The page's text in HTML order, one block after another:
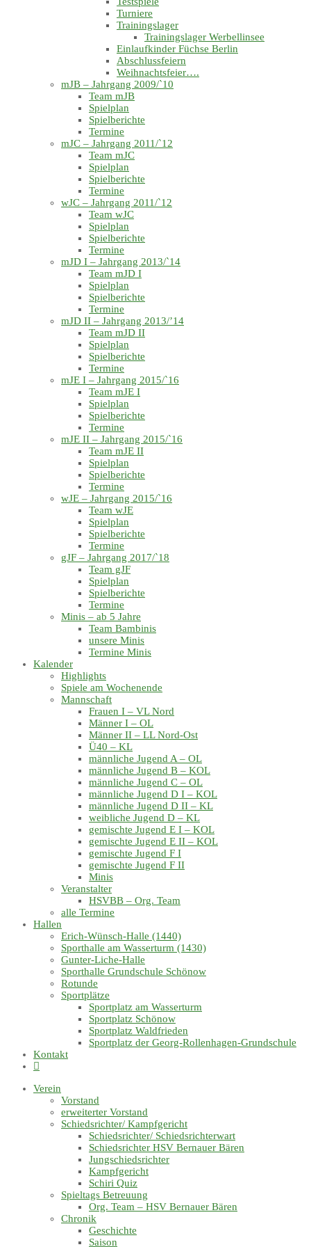
Turniere
Trainingslager
Trainingslager Werbellinsee
Einlaufkinder Füchse Berlin
Abschlussfeiern
Weihnachtsfeier….
mJB – Jahrgang 2009/`10
Team mJB
Spielplan
Spielberichte
Termine
mJC – Jahrgang 2011/`12
Team mJC
Spielplan
Spielberichte
Termine
wJC – Jahrgang 2011/`12
Team wJC
Spielplan
Spielberichte
Termine
mJD I – Jahrgang 2013/`14
Team mJD I
Spielplan
Spielberichte
Termine
mJD II – Jahrgang 2013/’14
Team mJD II
Spielplan
Spielberichte
Termine
mJE I – Jahrgang 2015/`16
Team mJE I
Spielplan
Spielberichte
Termine
mJE II – Jahrgang 2015/`16
Team mJE II
Spielplan
Spielberichte
Termine
wJE – Jahrgang 2015/`16
Team wJE
Spielplan
Spielberichte
Termine
gJF – Jahrgang 2017/`18
Team gJF
Spielplan
Spielberichte
Termine
Minis – ab 5 Jahre
Team Bambinis
unsere Minis
Termine Minis
Kalender
Highlights
Spiele am Wochenende
Mannschaft
Frauen I – VL Nord
Männer I – OL
Männer II – LL Nord-Ost
Ü40 – KL
männliche Jugend A – OL
männliche Jugend B – KOL
männliche Jugend C – OL
männliche Jugend D I – KOL
männliche Jugend D II – KL
weibliche Jugend D – KL
gemischte Jugend E I – KOL
gemischte Jugend E II – KOL
gemischte Jugend F I
gemischte Jugend F II
Minis
Veranstalter
HSVBB – Org. Team
alle Termine
Hallen
Erich-Wünsch-Halle (1440)
Sporthalle am Wasserturm (1430)
Gunter-Liche-Halle
Sporthalle Grundschule Schönow
Rotunde
Sportplätze
Sportplatz am Wasserturm
Sportplatz Schönow
Sportplatz Waldfrieden
Sportplatz der Georg-Rollenhagen-Grundschule
Kontakt
Verein
Vorstand
erweiterter Vorstand
Schiedsrichter/ Kampfgericht
Schiedsrichter/ Schiedsrichterwart
Schiedsrichter HSV Bernauer Bären
Jungschiedsrichter
Kampfgericht
Schiri Quiz
Spieltags Betreuung
Org. Team – HSV Bernauer Bären
Chronik
Geschichte
Saison